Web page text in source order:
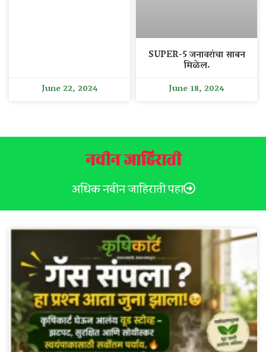
June 22, 2024
SUPER-5 जनावरांचा साबन
मिळेल.
June 18, 2024
नवीन जाहिराती
अधिक नवीन जाहिराती पहा